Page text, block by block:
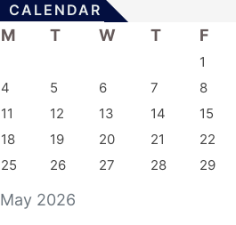
CALENDAR
May 2026
M T W T F
1
4
5 6 7 8
11
12 13 14 15
18
19 20 21 22
25
26 27 28 29